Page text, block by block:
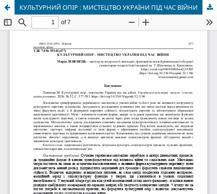
КУЛЬТУРНИЙ ОПІР : МИСТЕЦТВО УКРАЇНИ ПІД ЧАС ВІЙНИ